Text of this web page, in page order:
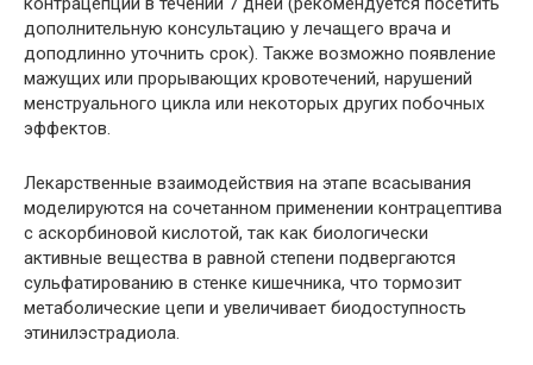
дополнительную консультацию у лечащего врача и
доподлинно уточнить срок). Также возможно появление
мажущих или прорывающих кровотечений, нарушений
менструального цикла или некоторых других побочных
эффектов.
Лекарственные взаимодействия на этапе всасывания
моделируются на сочетанном применении контрацептива
с аскорбиновой кислотой, так как биологически
активные вещества в равной степени подвергаются
сульфатированию в стенке кишечника, что тормозит
метаболические цепи и увеличивает биодоступность
этинилэстрадиола.